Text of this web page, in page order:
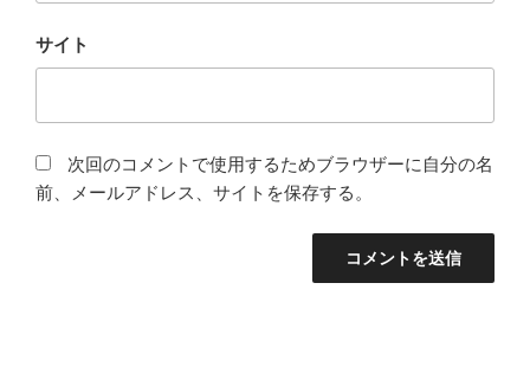
サイト
次回のコメントで使用するためブラウザーに自分の名
前、メールアドレス、サイトを保存する。